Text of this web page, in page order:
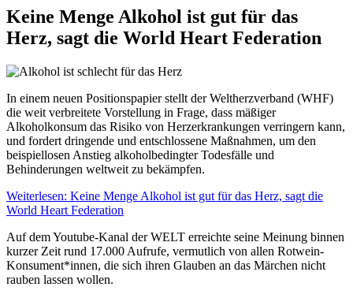
Keine Menge Alkohol ist gut für das
Herz, sagt die World Heart Federation
In einem neuen Positionspapier stellt der Weltherzverband (WHF)
die weit verbreitete Vorstellung in Frage, dass mäßiger
Alkoholkonsum das Risiko von Herzerkrankungen verringern kann,
und fordert dringende und entschlossene Maßnahmen, um den
beispiellosen Anstieg alkoholbedingter Todesfälle und
Behinderungen weltweit zu bekämpfen.
Weiterlesen: Keine Menge Alkohol ist gut für das Herz, sagt die
World Heart Federation
Auf dem Youtube-Kanal der WELT erreichte seine Meinung binnen
kurzer Zeit rund 17.000 Aufrufe, vermutlich von allen Rotwein-
Konsument*innen, die sich ihren Glauben an das Märchen nicht
rauben lassen wollen.